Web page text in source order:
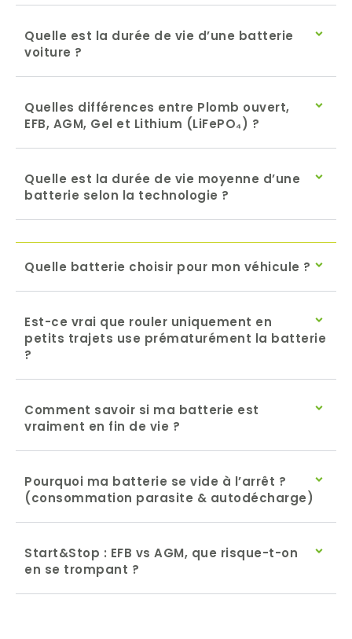
Quelle est la durée de vie d’une batterie
voiture ?
Quelles différences entre Plomb ouvert,
EFB, AGM, Gel et Lithium (LiFePO₄) ?
Quelle est la durée de vie moyenne d’une
batterie selon la technologie ?
Quelle batterie choisir pour mon véhicule ?
Est-ce vrai que rouler uniquement en
petits trajets use prématurément la batterie
?
Comment savoir si ma batterie est
vraiment en fin de vie ?
Pourquoi ma batterie se vide à l’arrêt ?
(consommation parasite & autodécharge)
Start&Stop : EFB vs AGM, que risque-t-on
en se trompant ?